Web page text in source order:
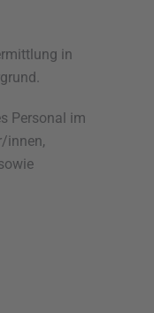
in
Personal im
innen,